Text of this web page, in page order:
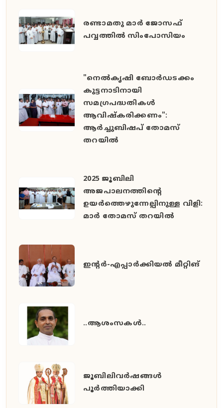
രണ്ടാമതു മാർ ജോസഫ്
പവ്വത്തിൽ സിംപോസിയം
"നെൽകൃഷി ബോർഡടക്കം
കുട്ടനാടിനായി
സമഗ്രപദ്ധതികൾ
ആവിഷ്കരിക്കണം":
ആർച്ചുബിഷപ് തോമസ്
തറയിൽ
2025 ജൂബിലി
അജപാലനത്തിന്റെ
ഉയർത്തെഴുന്നേല്പിനുള്ള വിളി:
മാർ തോമസ് തറയിൽ
ഇൻ്റർ-എപ്പാർക്കിയൽ മീറ്റിങ്
..ആശംസകൾ..
ജൂബിലിവർഷങ്ങൾ
പൂർത്തിയാക്കി